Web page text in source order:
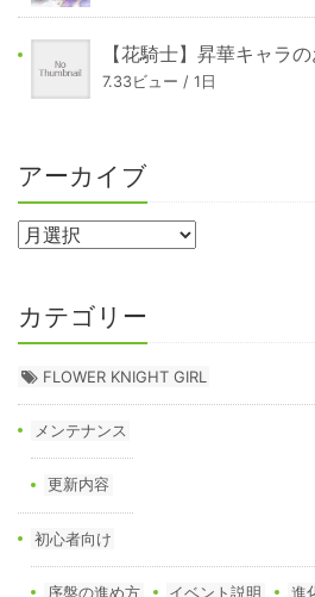
【花騎士】昇華キャラ
7.33ビュー / 1日
アーカイブ
カテゴリー
FLOWER KNIGHT GIRL
メンテナンス
更新内容
初心者向け
序盤の進め方 イベント説明 進